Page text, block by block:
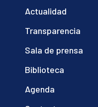
Actualidad
Transparencia
Sala de prensa
Biblioteca
Agenda